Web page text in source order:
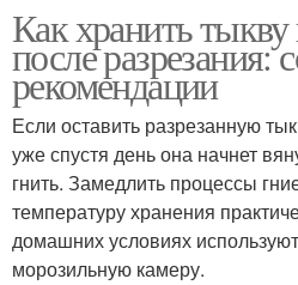
Как хранить
после разрезания:
рекомендации
Если оставить разрезанную
уже спустя день она начнет
гнить. Замедлить процессы
температуру хранения
домашних условиях
морозильную камеру.